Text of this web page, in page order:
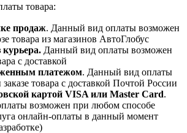
товара:
продаж. Данный вид оплаты возможен
товара из магазинов АвтоГлобус
курьера. Данный вид оплаты возможен
с доставкой
платежом. Данный вид оплаты
товара с доставкой Почтой России
картой VISA или Master Card.
возможен при любом способе
онлайн-оплаты в данный момент